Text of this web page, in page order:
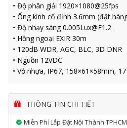
• Độ phân giải 1920×1080@25fps
• Ống kính cố định 3.6mm (đặt
• Độ nhạy sáng 0.005Lux@F1.2
• Hồng ngoại EXIR 30m
• 120dB WDR, AGC, BLC, 3D DNR
• Nguồn 12VDC
• Vỏ nhựa, IP67, 158×61×58mm,
THÔNG TIN CHI TIẾT
Miễn Phí Lắp Đặt Nội Thành